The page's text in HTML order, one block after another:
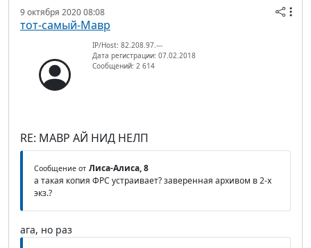
9 октября 2020 08:08
тот-самый-Мавр
IP/Host: 82.208.97.---
Дата регистрации: 07.02.2018
Сообщений: 2 614
RE: МАВР АЙ НИД НЕЛП
Сообщение от Лиса-Алиса, 8
а такая копия ФРС устраивает? заверенная архивом в 2-х
экз.?
ага, но раз